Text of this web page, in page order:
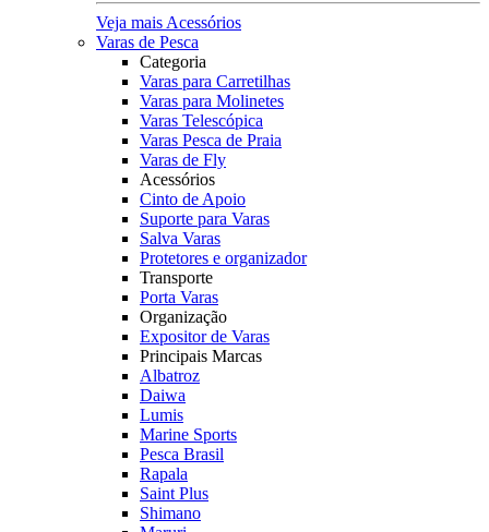
Veja mais Acessórios
Varas de Pesca
Categoria
Varas para Carretilhas
Varas para Molinetes
Varas Telescópica
Varas Pesca de Praia
Varas de Fly
Acessórios
Cinto de Apoio
Suporte para Varas
Salva Varas
Protetores e organizador
Transporte
Porta Varas
Organização
Expositor de Varas
Principais Marcas
Albatroz
Daiwa
Lumis
Marine Sports
Pesca Brasil
Rapala
Saint Plus
Shimano